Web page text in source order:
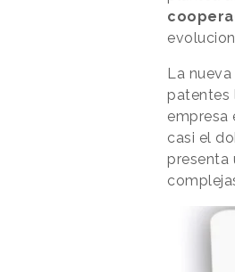
La nueva
patentes
empresa
casi el
presenta